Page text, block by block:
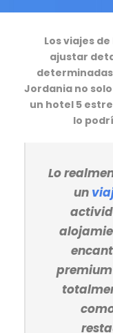
Los viajes
ajustar
determinadas
Jordania no
un hotel 5
lo
Lo
un